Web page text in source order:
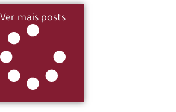
Ver mais posts